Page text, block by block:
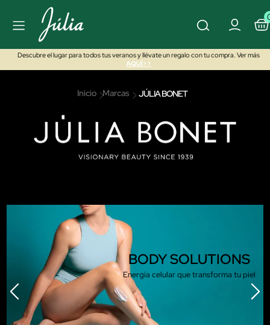
Descubre el lugar para todos tus veranos y llévate un regalo con tu compra. Ver más
AQUÍ>>
Inicio Marcas JÚLIA BONET
BODY SOLUTIONS
Energía celular que transforma tu piel